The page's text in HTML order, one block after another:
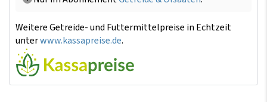
Weitere Getreide- und Futtermittelpreise in Echtzeit
unterwww.kassapreise.de.